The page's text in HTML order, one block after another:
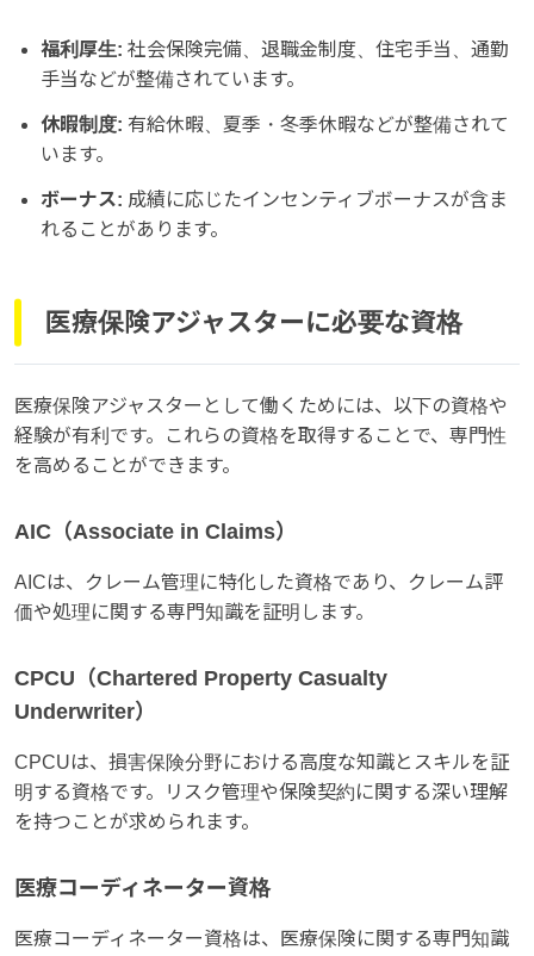
福利厚生: 社会保険完備、退職金制度、住宅手当、通勤
手当などが整備されています。
休暇制度: 有給休暇、夏季・冬季休暇などが整備されて
います。
ボーナス: 成績に応じたインセンティブボーナスが含ま
れることがあります。
医療保険アジャスターに必要な資格
医療保険アジャスターとして働くためには、以下の資格や
経験が有利です。これらの資格を取得することで、専門性
を高めることができます。
AIC（Associate in Claims）
AICは、クレーム管理に特化した資格であり、クレーム評
価や処理に関する専門知識を証明します。
CPCU（Chartered Property Casualty
Underwriter）
CPCUは、損害保険分野における高度な知識とスキルを証
明する資格です。リスク管理や保険契約に関する深い理解
を持つことが求められます。
医療コーディネーター資格
医療コーディネーター資格は、医療保険に関する専門知識